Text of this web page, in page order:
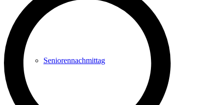
Seniorennachmittag